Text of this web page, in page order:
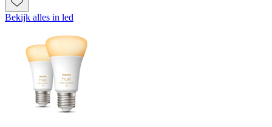
Bekijk alles in led